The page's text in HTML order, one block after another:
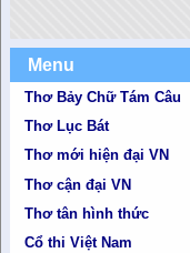
Menu
Thơ Bảy Chữ Tám Câu
Thơ Lục Bát
Thơ mới hiện đại VN
Thơ cận đại VN
Thơ tân hình thức
Cổ thi Việt Nam